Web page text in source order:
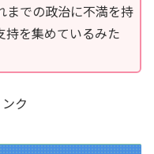
までの政治に不満を持
持を集めているみた
ク